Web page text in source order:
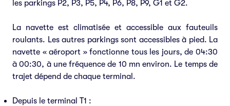
les parkings P2, P3, P5, P4, P6, P8, P9, G1 et G2.
La navette est climatisée et accessible aux fauteuils
roulants. Les autres parkings sont accessibles à pied. La
navette « aéroport » fonctionne tous les jours, de 04:30
à 00:30, à une fréquence de 10 mn environ. Le temps de
trajet dépend de chaque terminal.
Depuis le terminal T1 :